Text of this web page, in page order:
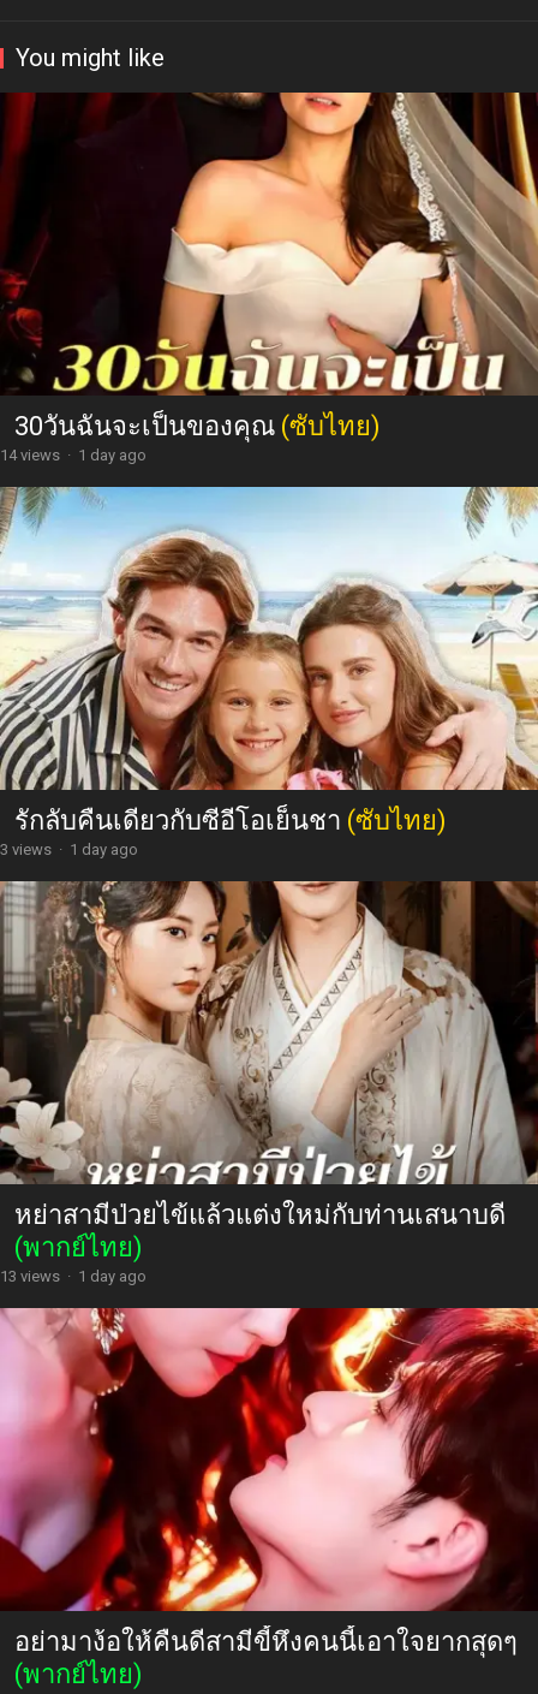
You might like
30วันฉันจะเป็นของคุณ (ซับไทย)
14 views · 1 day ago
รักลับคืนเดียวกับซีอีโอเย็นชา (ซับไทย)
3 views · 1 day ago
หย่าสามีป่วยไข้แล้วแต่งใหม่กับท่านเสนาบดี
(พากย์ไทย)
13 views · 1 day ago
อย่ามาง้อให้คืนดีสามีขี้หึงคนนี้เอาใจยากสุดๆ
(พากย์ไทย)